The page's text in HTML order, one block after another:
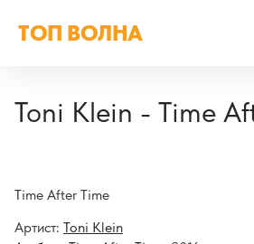
ТОП ВОЛНА
Toni Klein - Time
Time After Time
Артист: Toni Klein